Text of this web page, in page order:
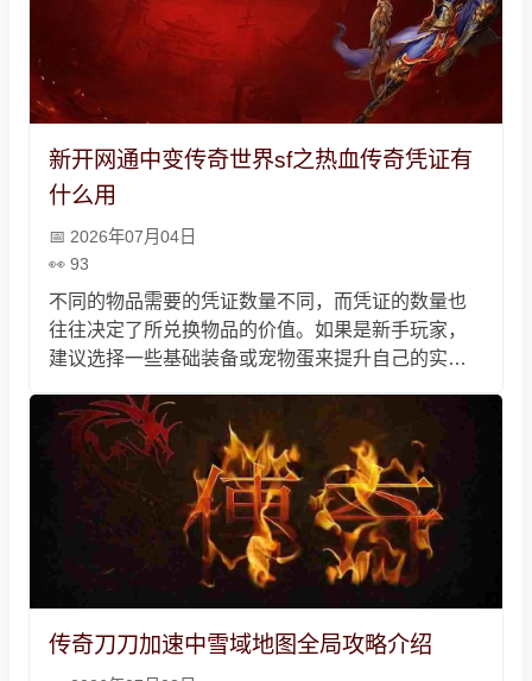
新开网通中变传奇世界sf之热血传奇凭证有
什么用
2026年07月04日
93
不同的物品需要的凭证数量不同，而凭证的数量也
往往决定了所兑换物品的价值。如果是新手玩家，
建议选择一些基础装备或宠物蛋来提升自己的实
传奇刀刀加速中雪域地图全局攻略介绍